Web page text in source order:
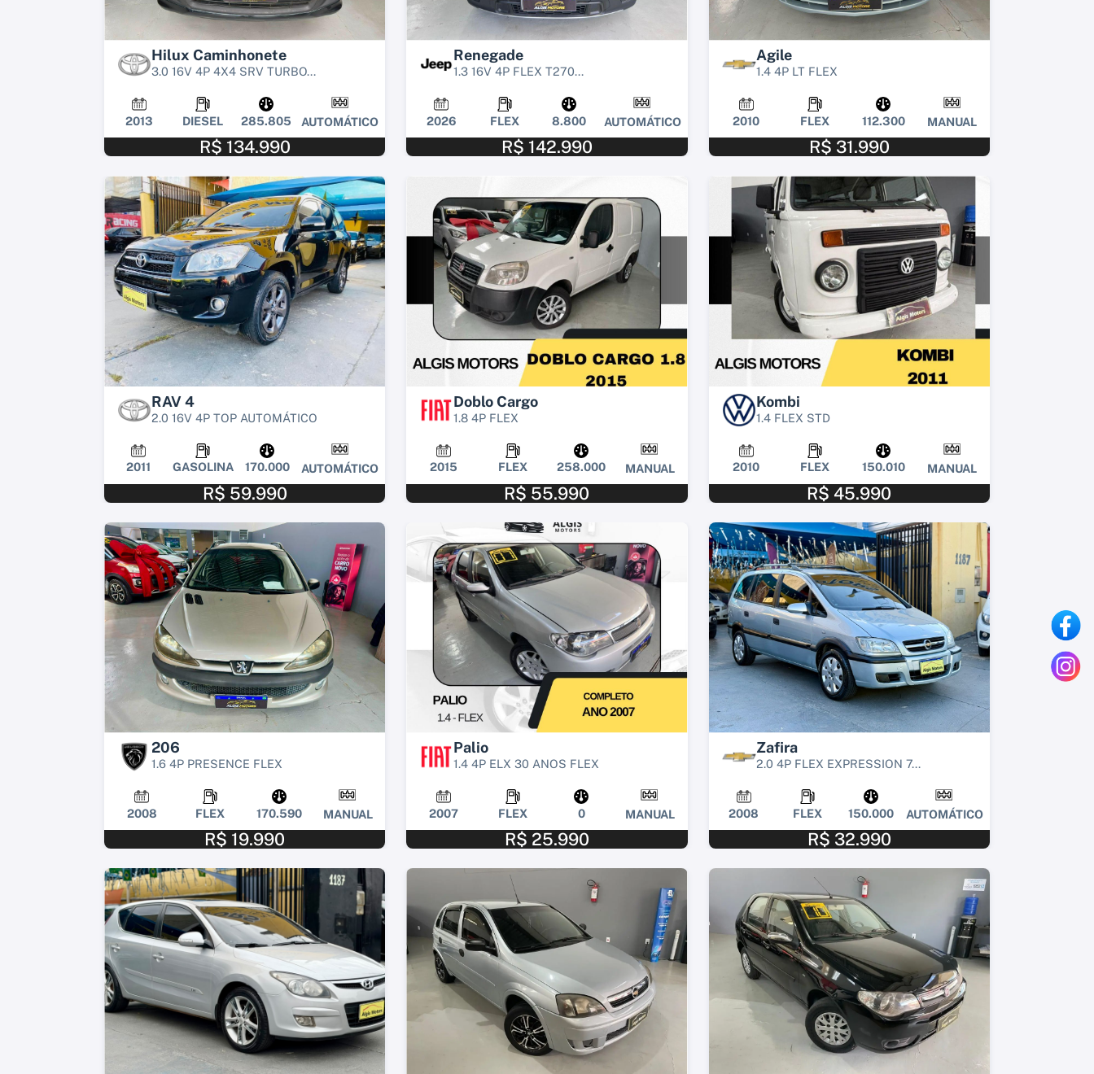
Hilux Caminhonete
3.0 16V 4P 4X4 SRV TURBO...
2013 DIESEL 285.805 AUTOMÁTICO
R$ 134.990
Renegade
1.3 16V 4P FLEX T270...
2026 FLEX 8.800 AUTOMÁTICO
R$ 142.990
Agile
1.4 4P LT FLEX
2010 FLEX 112.300 MANUAL
R$ 31.990
RAV 4
2.0 16V 4P TOP AUTOMÁTICO
2011 GASOLINA 170.000 AUTOMÁTICO
R$ 59.990
Doblo Cargo
1.8 4P FLEX
2015 FLEX 258.000 MANUAL
R$ 55.990
Kombi
1.4 FLEX STD
2010 FLEX 150.010 MANUAL
R$ 45.990
206
1.6 4P PRESENCE FLEX
2008 FLEX 170.590 MANUAL
R$ 19.990
Palio
1.4 4P ELX 30 ANOS FLEX
2007 FLEX 0 MANUAL
R$ 25.990
Zafira
2.0 4P FLEX EXPRESSION 7...
2008 FLEX 150.000 AUTOMÁTICO
R$ 32.990